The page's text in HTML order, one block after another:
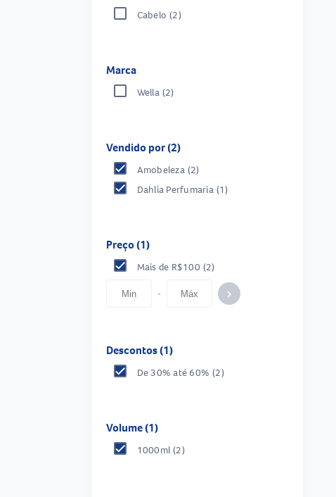
Cabelo (2)
Marca
Wella (2)
Vendido por (2)
Amobeleza (2)
Dahlia Perfumaria (1)
Preço (1)
Mais de R$100 (2)
- keyboard_arrow_right
Descontos (1)
De 30% até 60% (2)
Volume (1)
1000ml (2)